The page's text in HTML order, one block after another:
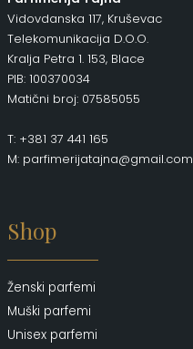
Vidovdanska 117, Kruševac
Telekomunikacija D.O.O.
Kralja Petra 1. 153, Blace
PIB: 100370034
Matični broj: 07585055
T: +381 37 441 165
M: parfimerijatajna@gmail.com
Shop
Ženski parfemi
Muški parfemi
Unisex parfemi